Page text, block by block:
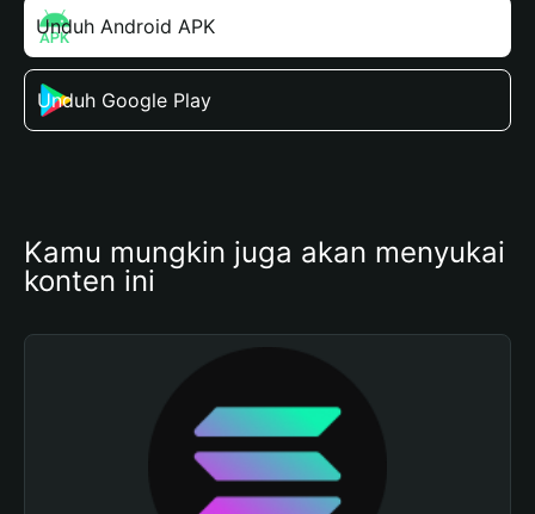
Unduh Android APK
Unduh Google Play
Kamu mungkin juga akan menyukai
konten ini